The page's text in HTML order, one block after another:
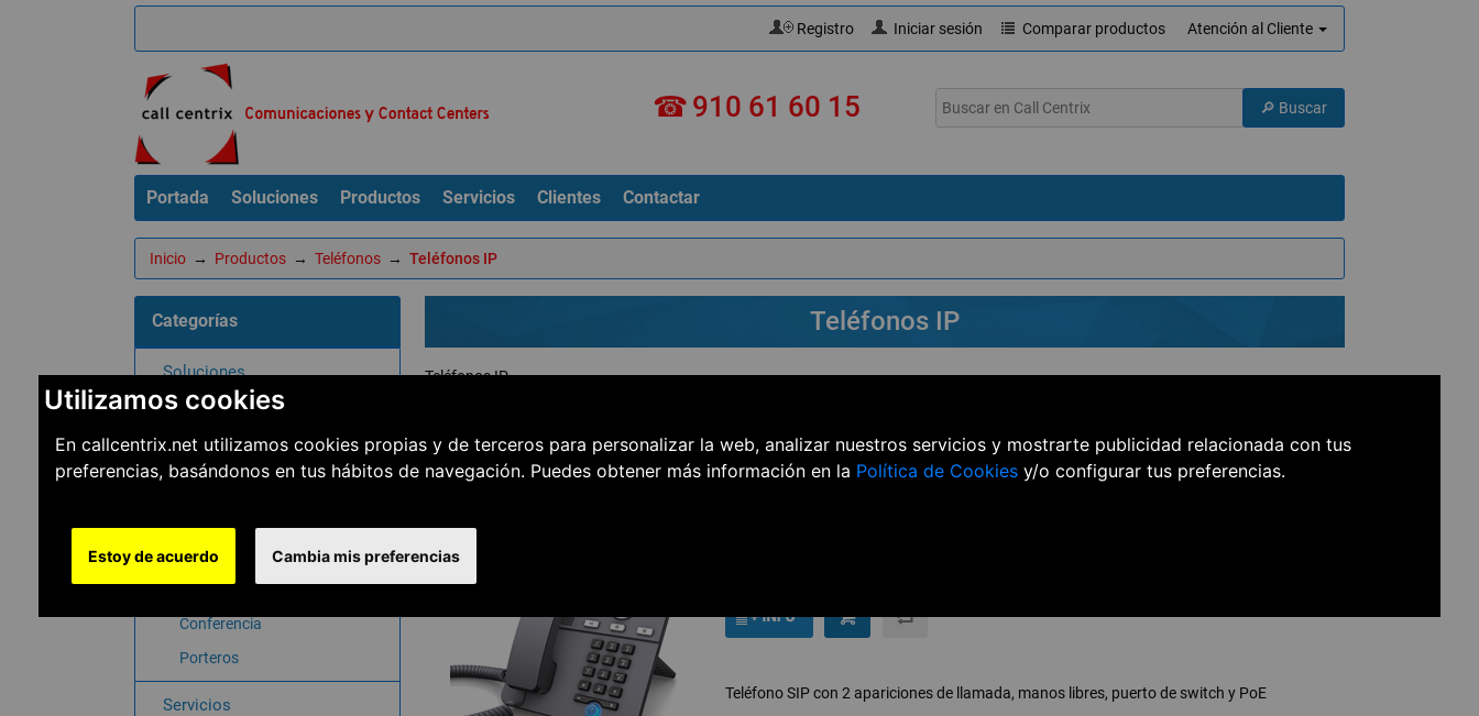
Utilizamos cookies
En callcentrix.net utilizamos cookies propias y de terceros para personalizar la web, analizar nuestros servicios y mostrarte publicidad relacionada con tus
preferencias, basándonos en tus hábitos de navegación. Puedes obtener más información en la Política de Cookies y/o configurar tus preferencias.
Estoy de acuerdo Cambia mis preferencias
Registro Iniciar sesión Comparar productos Atención al Cliente
☎ 910 61 60 15
Portada Soluciones Productos Servicios Clientes Contactar
Inicio → Productos → Teléfonos → Teléfonos IP
Categorías
Soluciones
Teléfonos
Telefonía IP inalámbrica
Centralitas
Conferencia
Porteros
Servicios
Teléfonos IP
Teléfonos IP
Ordenar por Mostrar por página
Teléfono SIP con 2 apariciones de llamada, manos libres, puerto de switch y PoE